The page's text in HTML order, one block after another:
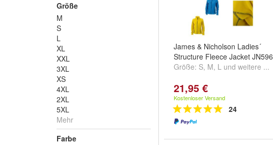
Größe
M
S
L
XL
XXL
3XL
XS
4XL
2XL
5XL
Mehr
Farbe
James & Nicholson Ladies´
Structure Fleece Jacket JN596
Größe: S, M, L und weitere ...
21,95 €
Kostenloser Versand
24